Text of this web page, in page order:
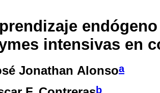
intensivas en
Jonathan Alonsoa
b